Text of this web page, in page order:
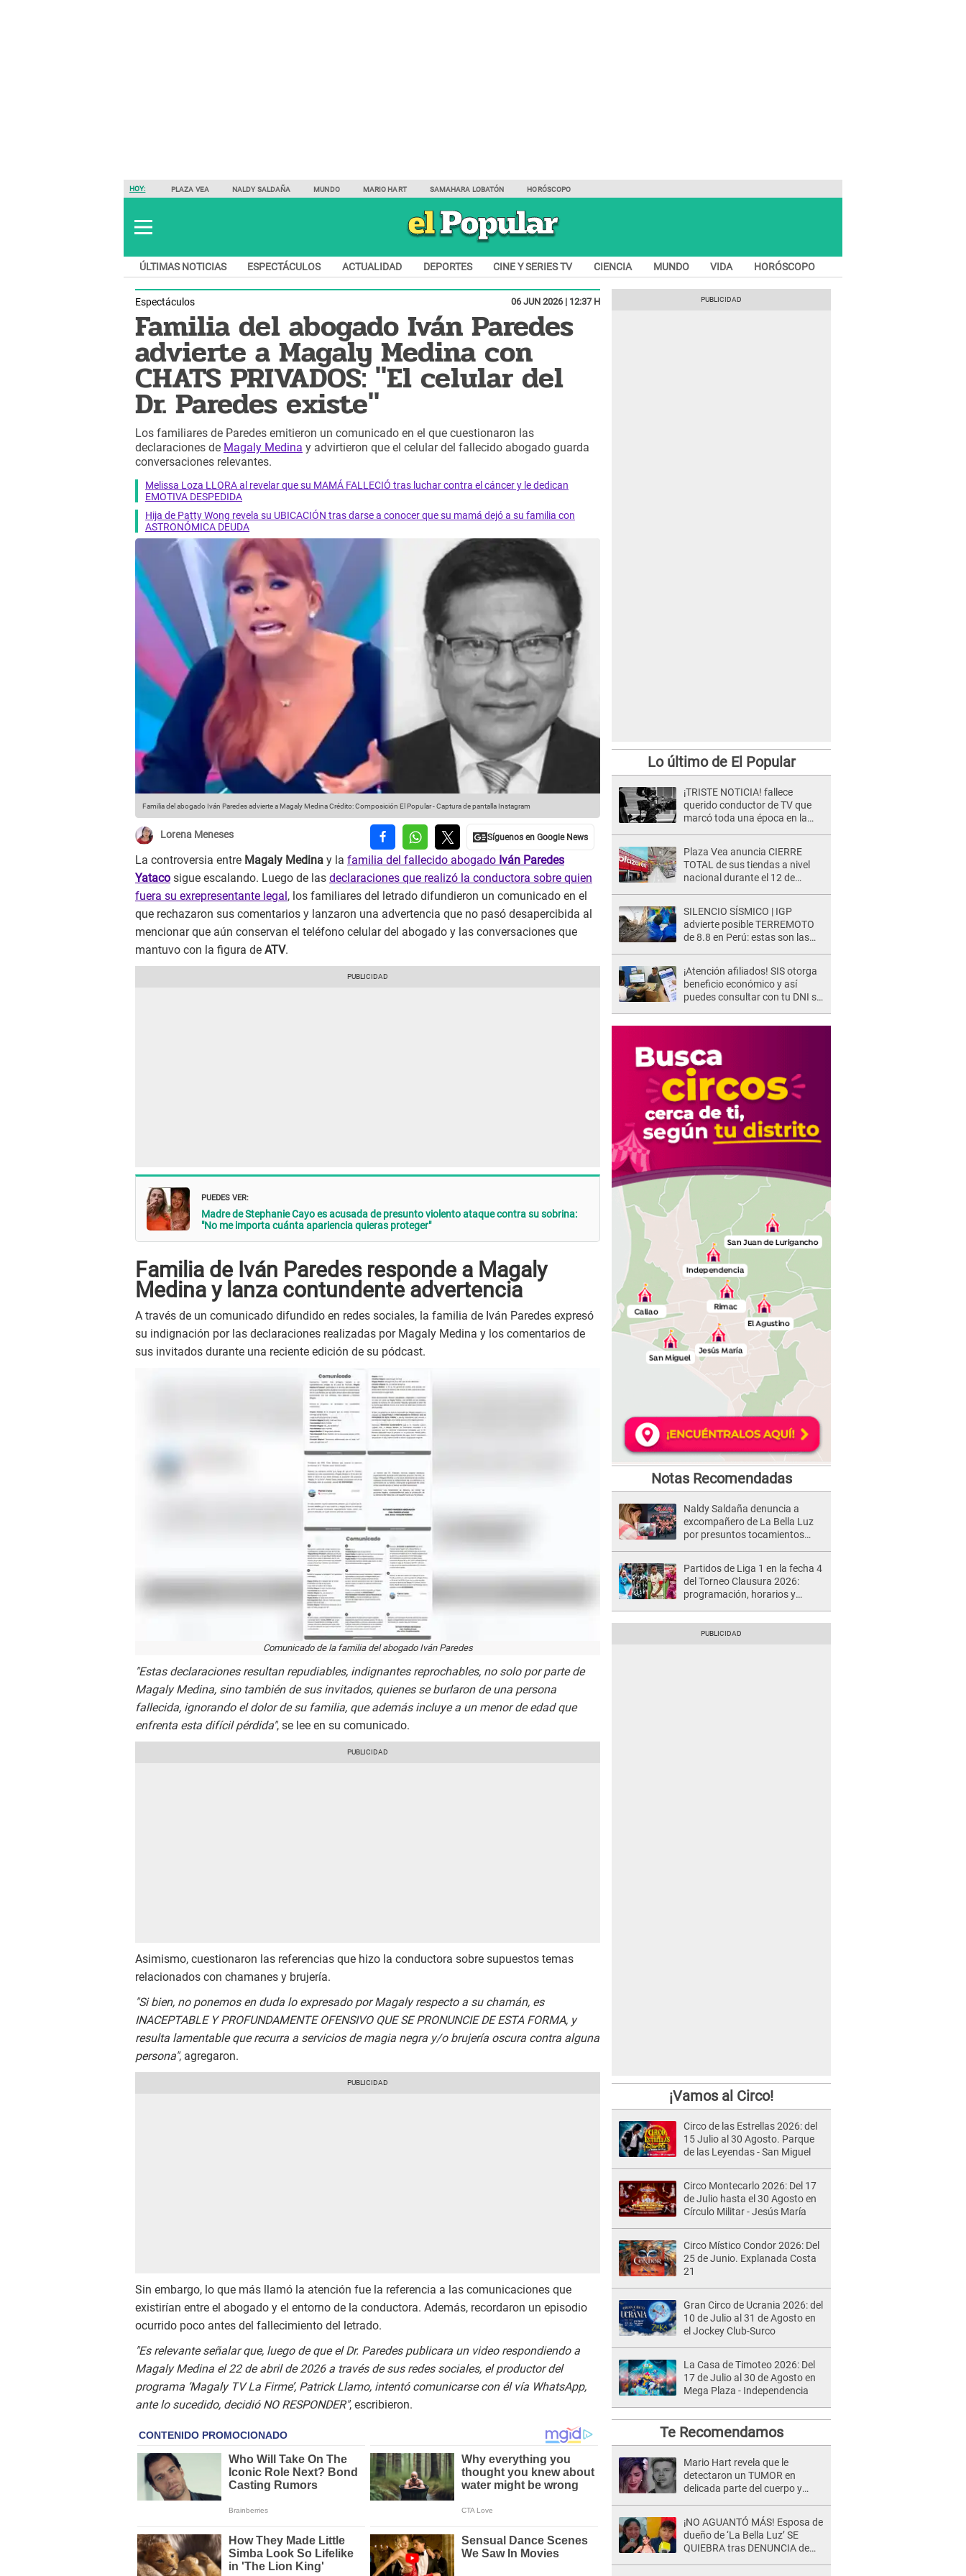
HOY: PLAZA VEA NALDY SALDAÑA MUNDO MARIO HART SAMAHARA LOBATÓN HORÓSCOPO
ÚLTIMAS NOTICIAS ESPECTÁCULOS ACTUALIDAD DEPORTES CINE Y SERIES TV CIENCIA MUNDO VIDA HORÓSCOPO
Espectáculos 06 JUN 2026 | 12:37 H
Familia del abogado Iván Paredes
advierte a Magaly Medina con
CHATS PRIVADOS: "El celular del
Dr. Paredes existe"
Los familiares de Paredes emitieron un comunicado en el que cuestionaron las
declaraciones de Magaly Medina y advirtieron que el celular del fallecido abogado guarda
conversaciones relevantes.
Melissa Loza LLORA al revelar que su MAMÁ FALLECIÓ tras luchar contra el cáncer y le dedican
EMOTIVA DESPEDIDA
Hija de Patty Wong revela su UBICACIÓN tras darse a conocer que su mamá dejó a su familia con
ASTRONÓMICA DEUDA
Familia del abogado Iván Paredes advierte a Magaly MedinaCrédito: Composición El Popular - Captura de pantalla Instagram
Lorena Meneses
La controversia entre Magaly Medina y la familia del fallecido abogado Iván Paredes
Yataco sigue escalando. Luego de las declaraciones que realizó la conductora sobre quien
fuera su exrepresentante legal , los familiares del letrado difundieron un comunicado en el
que rechazaron sus comentarios y lanzaron una advertencia que no pasó desapercibida al
mencionar que aún conservan el teléfono celular del abogado y las conversaciones que
mantuvo con la figura de ATV.
PUEDES VER:
Madre de Stephanie Cayo es acusada de presunto violento ataque contra su sobrina:
"No me importa cuánta apariencia quieras proteger"
Familia de Iván Paredes responde a Magaly
Medina y lanza contundente advertencia
A través de un comunicado difundido en redes sociales, la familia de Iván Paredes expresó
su indignación por las declaraciones realizadas por Magaly Medina y los comentarios de
sus invitados durante una reciente edición de su pódcast.
Comunicado de la familia del abogado Iván Paredes
"Estas declaraciones resultan repudiables, indignantes reprochables, no solo por parte de
Magaly Medina, sino también de sus invitados, quienes se burlaron de una persona
fallecida, ignorando el dolor de su familia, que además incluye a un menor de edad que
enfrenta esta difícil pérdida", se lee en su comunicado.
Asimismo, cuestionaron las referencias que hizo la conductora sobre supuestos temas
relacionados con chamanes y brujería.
"Si bien, no ponemos en duda lo expresado por Magaly respecto a su chamán, es
INACEPTABLE Y PROFUNDAMENTE OFENSIVO QUE SE PRONUNCIE DE ESTA FORMA, y
resulta lamentable que recurra a servicios de magia negra y/o brujería oscura contra alguna
persona", agregaron.
Sin embargo, lo que más llamó la atención fue la referencia a las comunicaciones que
existirían entre el abogado y el entorno de la conductora. Además, recordaron un episodio
ocurrido poco antes del fallecimiento del letrado.
"Es relevante señalar que, luego de que el Dr. Paredes publicara un video respondiendo a
Magaly Medina el 22 de abril de 2026 a través de sus redes sociales, el productor del
programa ‘Magaly TV La Firme’, Patrick Llamo, intentó comunicarse con él vía WhatsApp,
ante lo sucedido, decidió NO RESPONDER", escribieron.
Lo último de El Popular
¡TRISTE NOTICIA! fallece
querido conductor de TV que
marcó toda una época en la
Plaza Vea anuncia CIERRE
TOTAL de sus tiendas a nivel
nacional durante el 12 de
SILENCIO SÍSMICO | IGP
advierte posible TERREMOTO
de 8.8 en Perú: estas son las
¡Atención afiliados! SIS otorga
beneficio económico y así
puedes consultar con tu DNI si
Notas Recomendadas
Naldy Saldaña denuncia a
excompañero de La Bella Luz
por presuntos tocamientos
Partidos de Liga 1 en la fecha 4
del Torneo Clausura 2026:
programación, horarios y
¡Vamos al Circo!
Circo de las Estrellas 2026: del
15 Julio al 30 Agosto. Parque
de las Leyendas - San Miguel
Circo Montecarlo 2026: Del 17
de Julio hasta el 30 Agosto en
Círculo Militar - Jesús María
Circo Místico Condor 2026: Del
25 de Junio. Explanada Costa
21
Gran Circo de Ucrania 2026: del
10 de Julio al 31 de Agosto en
el Jockey Club-Surco
La Casa de Timoteo 2026: Del
17 de Julio al 30 de Agosto en
Mega Plaza - Independencia
Te Recomendamos
Mario Hart revela que le
detectaron un TUMOR en
delicada parte del cuerpo y
muy fuertes..."
¡NO AGUANTÓ MÁS! Esposa de
dueño de ‘La Bella Luz’ SE
QUIEBRA tras DENUNCIA de